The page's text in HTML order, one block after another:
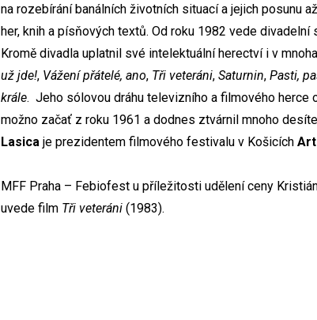
na rozebírání banálních životních situací a jejich posunu
her, knih a písňových textů. Od roku 1982 vede divadelní
Kromě divadla uplatnil své intelektuální herectví i v
už jde!, Vážení přátelé, ano, Tři veteráni, Saturnin, Pasti,
krále. Jeho sólovou dráhu televizního a filmového
možno začať z roku 1961 a dodnes ztvárnil mnoho
Lasica je prezidentem filmového festivalu v Košicích Art
MFF Praha – Febiofest u příležitosti udělení ceny
uvede film Tři veteráni (1983).